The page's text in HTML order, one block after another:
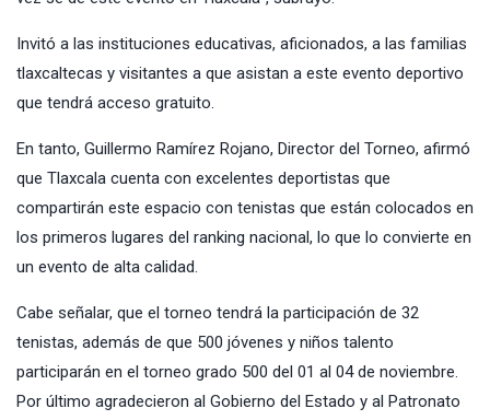
Invitó a las instituciones educativas, aficionados, a las familias
tlaxcaltecas y visitantes a que asistan a este evento deportivo
que tendrá acceso gratuito.
En tanto, Guillermo Ramírez Rojano, Director del Torneo, afirmó
que Tlaxcala cuenta con excelentes deportistas que
compartirán este espacio con tenistas que están colocados en
los primeros lugares del ranking nacional, lo que lo convierte en
un evento de alta calidad.
Cabe señalar, que el torneo tendrá la participación de 32
tenistas, además de que 500 jóvenes y niños talento
participarán en el torneo grado 500 del 01 al 04 de noviembre.
Por último agradecieron al Gobierno del Estado y al Patronato